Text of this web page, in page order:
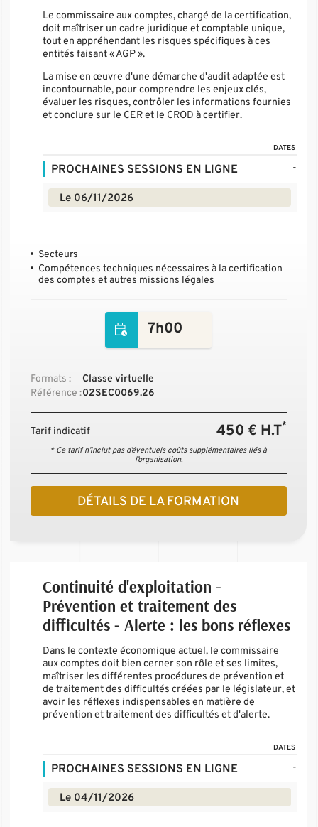
Le commissaire aux comptes, chargé de la certification,
doit maîtriser un cadre juridique et comptable unique,
tout en appréhendant les risques spécifiques à ces
entités faisant « AGP ».
La mise en œuvre d'une démarche d'audit adaptée est
incontournable, pour comprendre les enjeux clés,
évaluer les risques, contrôler les informations fournies
et conclure sur le CER et le CROD à certifier.
DATES
PROCHAINES SESSIONS EN LIGNE -
Le 06/11/2026
Secteurs
Compétences techniques nécessaires à la certification
des comptes et autres missions légales
7h00
Formats :
Classe virtuelle
Référence :02SEC0069.26
Tarif indicatif 450 € H.T*
* Ce tarif n’inclut pas d’éventuels coûts supplémentaires liés à
l’organisation.
DÉTAILS DE LA FORMATION
Continuité d'exploitation -
Prévention et traitement des
difficultés - Alerte : les bons réflexes
Dans le contexte économique actuel, le commissaire
aux comptes doit bien cerner son rôle et ses limites,
maîtriser les différentes procédures de prévention et
de traitement des difficultés créées par le législateur, et
avoir les réflexes indispensables en matière de
prévention et traitement des difficultés et d'alerte.
DATES
PROCHAINES SESSIONS EN LIGNE -
Le 04/11/2026